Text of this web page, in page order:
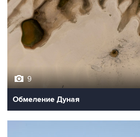
9
Обмеление Дуная